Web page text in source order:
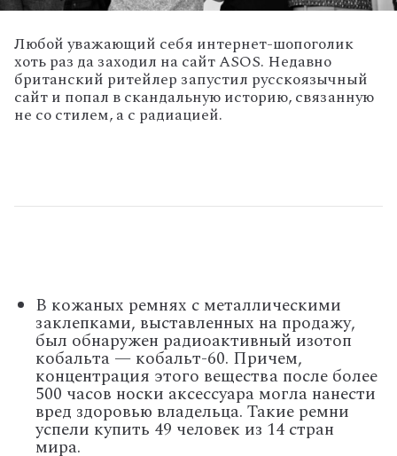
Любой уважающий себя интернет-шопоголик
хоть раз да заходил на сайт ASOS. Недавно
британский ритейлер запустил русскоязычный
сайт и попал в скандальную историю, связанную
не со стилем, а с радиацией.
В кожаных ремнях с металлическими
заклепками, выставленных на продажу,
был обнаружен радиоактивный изотоп
кобальта — кобальт-60. Причем,
концентрация этого вещества после более
500 часов носки аксессуара могла нанести
вред здоровью владельца. Такие ремни
успели купить 49 человек из 14 стран
мира.